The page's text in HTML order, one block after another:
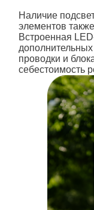
Наличие
элементов
Встроенная
проводки и
себестоимость